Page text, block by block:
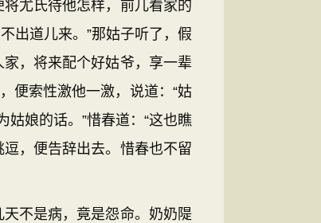
尤氏待他怎样，前儿看家的
出道儿来。”那姑子听了，假
，将来配个好姑爷，享一辈
便索性激他一激，说道：“姑
娘的话。”惜春道：“这也瞧
，便告辞出去。惜春也不留
不是病，竟是怨命。奶奶隄